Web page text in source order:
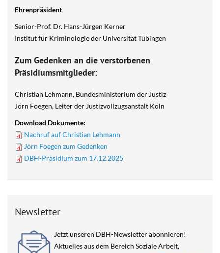
Ehrenpräsident
Senior-Prof. Dr. Hans-Jürgen Kerner
Institut für Kriminologie der Universität Tübingen
Zum Gedenken an die verstorbenen
Präsidiumsmitglieder:
Christian Lehmann, Bundesministerium der Justiz
Jörn Foegen, Leiter der Justizvollzugsanstalt Köln
Download Dokumente:
Nachruf auf Christian Lehmann
Jörn Foegen zum Gedenken
DBH-Präsidium zum 17.12.2025
Newsletter
Jetzt unseren DBH-Newsletter abonnieren!
Aktuelles aus dem Bereich Soziale Arbeit,